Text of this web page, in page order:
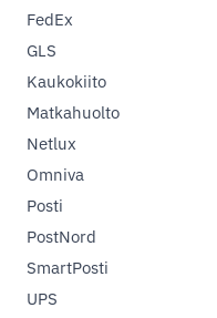
FedEx
GLS
Kaukokiito
Matkahuolto
Netlux
Omniva
Posti
PostNord
SmartPosti
UPS